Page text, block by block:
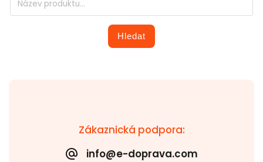
Zákaznická podpora:
info@e-doprava.com
Hledat